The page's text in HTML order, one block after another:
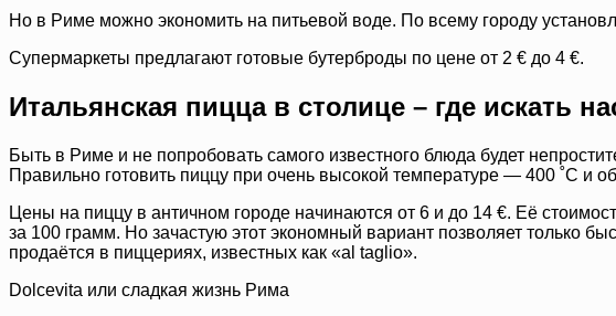
Но в Риме можно экономить на питьевой воде. По всему городу
Супермаркеты предлагают готовые бутерброды по цене от 2 € до 4 €.
Итальянская пицца в столице – где искать
Быть в Риме и не попробовать самого известного блюда будет
Правильно готовить пиццу при очень высокой температуре — 400 ˚С и
Цены на пиццу в античном городе начинаются от 6 и до 14 €. Её
за 100 грамм. Но зачастую этот экономный вариант позволяет только
продаётся в пиццериях, известных как «al taglio».
Dolcevita или сладкая жизнь Рима